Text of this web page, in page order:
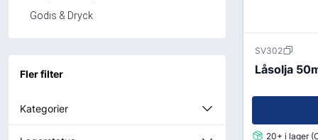
Däcketiketter
Startbooster
Godis & Dryck
Fler filter
Kategorier
SV302
Låsolja
20+ i lager